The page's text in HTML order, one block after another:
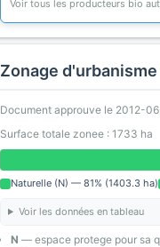
Voir tous les producteurs bio
Zonage d'urbanisme
Document approuve le 2012-
Surface totale zonee : 1733 ha
Naturelle (N) — 81% (1403.3 ha)
Voir les données en tableau
N — espace protege pour sa